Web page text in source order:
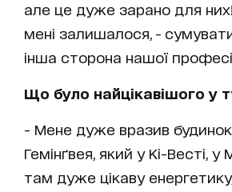
але це дуже зарано для
мені залишалося, -
інша сторона нашої
Що було найцікавішого у
- Мене дуже вразив
Гемінґвея, який у Кі-Весті, у
там дуже цікаву